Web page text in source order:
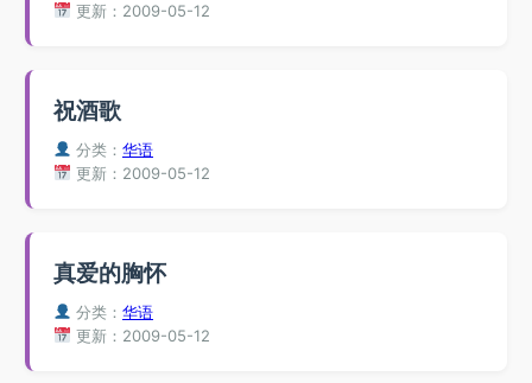
更新：2009-05-12
祝酒歌
分类：华语
更新：2009-05-12
真爱的胸怀
分类：华语
更新：2009-05-12